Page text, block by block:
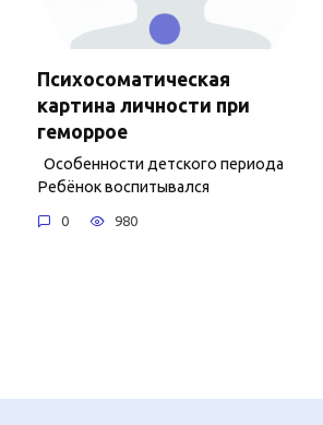
Психосоматическая
картина личности при
геморрое
Особенности детского периода
Ребёнок воспитывался
0 980